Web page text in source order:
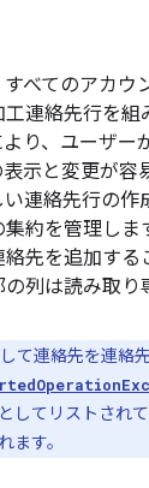
べてのアカウ
連絡先行を組
り、ユーザー
示と変更が容
連絡先行の作
約を管理しま
先を追加する
列は読み取り
て連絡先を連絡
してリストされ
ます。